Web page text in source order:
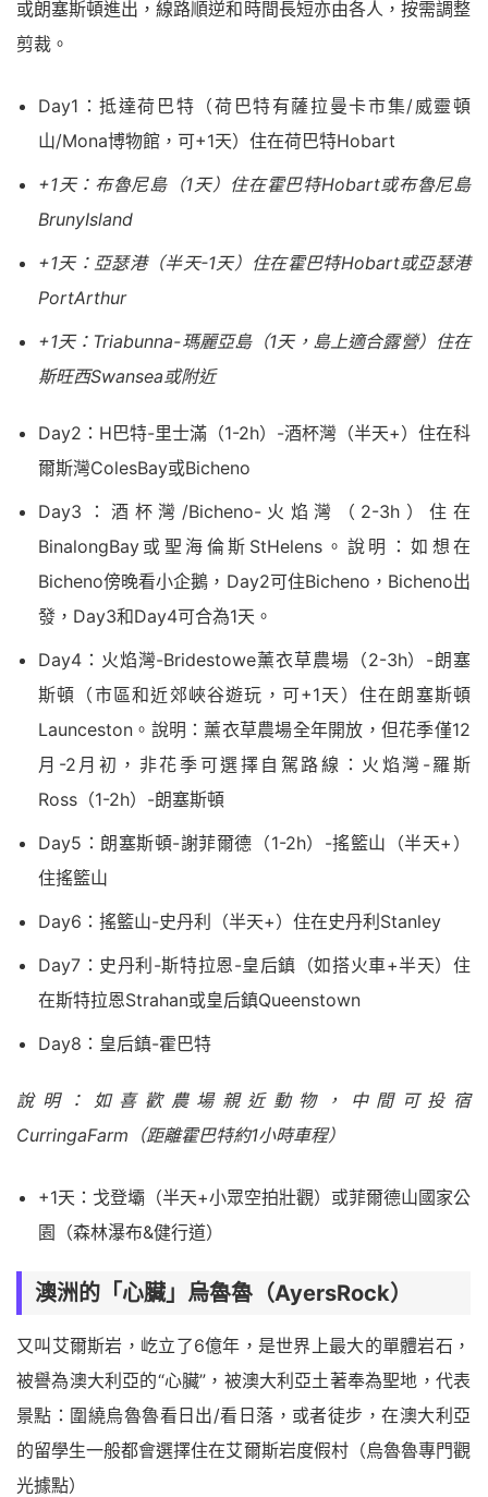
或朗塞斯頓進出，線路順逆和時間長短亦由各人，按需調整
剪裁。
Day1：抵達荷巴特（荷巴特有薩拉曼卡市集/威靈頓
山/Mona博物館，可+1天）住在荷巴特Hobart
+1天：布魯尼島（1天）住在霍巴特Hobart或布魯尼島
BrunyIsland
+1天：亞瑟港（半天-1天）住在霍巴特Hobart或亞瑟港
PortArthur
+1天：Triabunna-瑪麗亞島（1天，島上適合露營）住在
斯旺西Swansea或附近
Day2：H巴特-里士滿（1-2h）-酒杯灣（半天+）住在科
爾斯灣ColesBay或Bicheno
Day3：酒杯灣/Bicheno-火焰灣（2-3h）住在
BinalongBay或聖海倫斯StHelens。說明：如想在
Bicheno傍晚看小企鵝，Day2可住Bicheno，Bicheno出
發，Day3和Day4可合為1天。
Day4：火焰灣-Bridestowe薰衣草農場（2-3h）-朗塞
斯頓（市區和近郊峽谷遊玩，可+1天）住在朗塞斯頓
Launceston。說明：薰衣草農場全年開放，但花季僅12
月-2月初，非花季可選擇自駕路線：火焰灣-羅斯
Ross（1-2h）-朗塞斯頓
Day5：朗塞斯頓-謝菲爾德（1-2h）-搖籃山（半天+）
住搖籃山
Day6：搖籃山-史丹利（半天+）住在史丹利Stanley
Day7：史丹利-斯特拉恩-皇后鎮（如搭火車+半天）住
在斯特拉恩Strahan或皇后鎮Queenstown
Day8：皇后鎮-霍巴特
說明：如喜歡農場親近動物，中間可投宿
CurringaFarm（距離霍巴特約1小時車程）
+1天：戈登壩（半天+小眾空拍壯觀）或菲爾德山國家公
園（森林瀑布&健行道）
澳洲的「心臟」烏魯魯（AyersRock）
又叫艾爾斯岩，屹立了6億年，是世界上最大的單體岩石，
被譽為澳大利亞的“心臟”，被澳大利亞土著奉為聖地，代表
景點：圍繞烏魯魯看日出/看日落，或者徒步，在澳大利亞
的留學生一般都會選擇住在艾爾斯岩度假村（烏魯魯專門觀
光據點）